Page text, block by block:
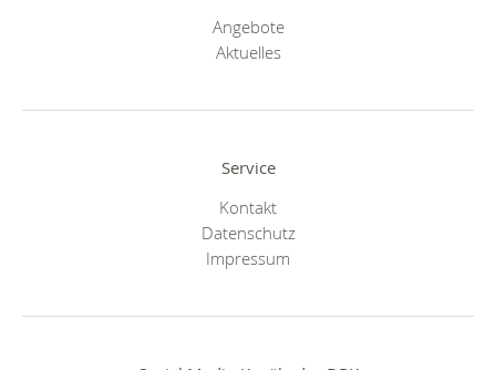
Angebote
Aktuelles
Service
Kontakt
Datenschutz
Impressum